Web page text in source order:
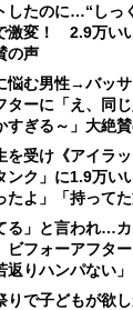
したのに…“しっ
激変！ 2.9万い
の声
悩む男性→バッ
ターに「え、同
すぎる～」大絶
を受け《アイラ
ンク」に1.9万
たよ」「持ってた
る」と言われ…
フォーアフタ
返りハンパない」
りで子どもが欲